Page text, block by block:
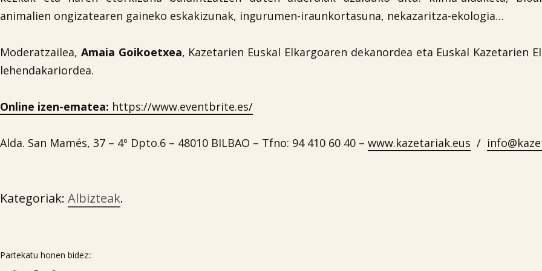
animalien ongizatearen gaineko eskakizunak, ingurumen-iraunkortasuna, nekazaritza-ekologia…
Moderatzailea, Amaia Goikoetxea, Kazetarien Euskal Elkargoaren dekanordea eta Euskal Kazetarien
lehendakariordea.
Online izen-ematea: https://www.eventbrite.es/
Alda. San Mamés, 37 – 4º Dpto.6 – 48010 BILBAO – Tfno: 94 410 60 40 – www.kazetariak.eus /
Kategoriak: Albizteak.
Partekatu honen bidez::